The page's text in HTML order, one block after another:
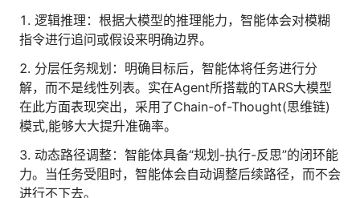
1. 逻辑推理：根据大模型的推理能力，智能体会对模糊
指令进行追问或假设来明确边界。
2. 分层任务规划：明确目标后，智能体将任务进行分
解，而不是线性列表。实在Agent所搭载的TARS大模型
在此方面表现突出，采用了Chain-of-Thought(思维链)
模式,能够大大提升准确率。
3. 动态路径调整：智能体具备“规划-执行-反思”的闭环能
力。当任务受阻时，智能体会自动调整后续路径，而不会
进行不下去。